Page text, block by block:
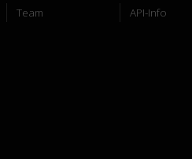
Team API-Info